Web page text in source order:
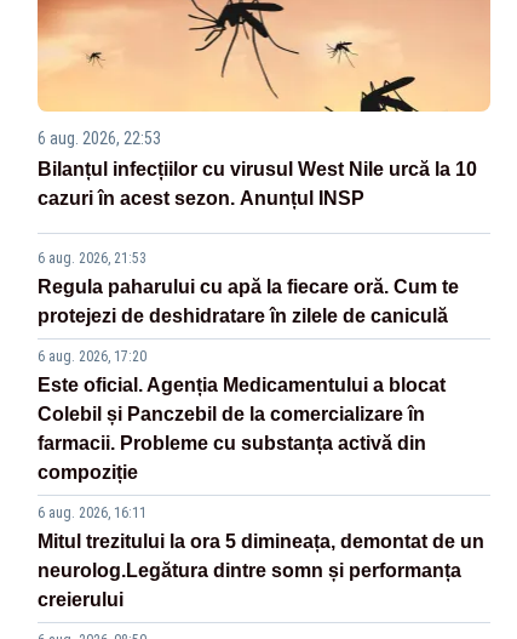
6 aug. 2026, 22:53
Bilanțul infecțiilor cu virusul West Nile urcă la 10
cazuri în acest sezon. Anunțul INSP
6 aug. 2026, 21:53
Regula paharului cu apă la fiecare oră. Cum te
protejezi de deshidratare în zilele de caniculă
6 aug. 2026, 17:20
Este oficial. Agenția Medicamentului a blocat
Colebil și Panczebil de la comercializare în
farmacii. Probleme cu substanța activă din
compoziție
6 aug. 2026, 16:11
Mitul trezitului la ora 5 dimineața, demontat de un
neurolog.Legătura dintre somn și performanța
creierului